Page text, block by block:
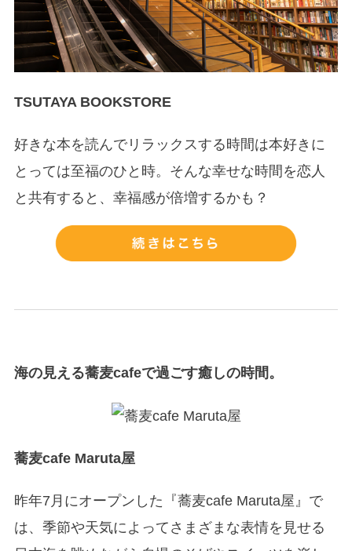
TSUTAYA BOOKSTORE
好きな本を読んでリラックスする時間は本好きに
とっては至福のひと時。そんな幸せな時間を恋人
と共有すると、幸福感が倍増するかも？
海の見える蕎麦cafeで過ごす癒しの時間。
蕎麦cafe Maruta屋
昨年7月にオープンした『蕎麦cafe Maruta屋』で
は、季節や天気によってさまざまな表情を見せる